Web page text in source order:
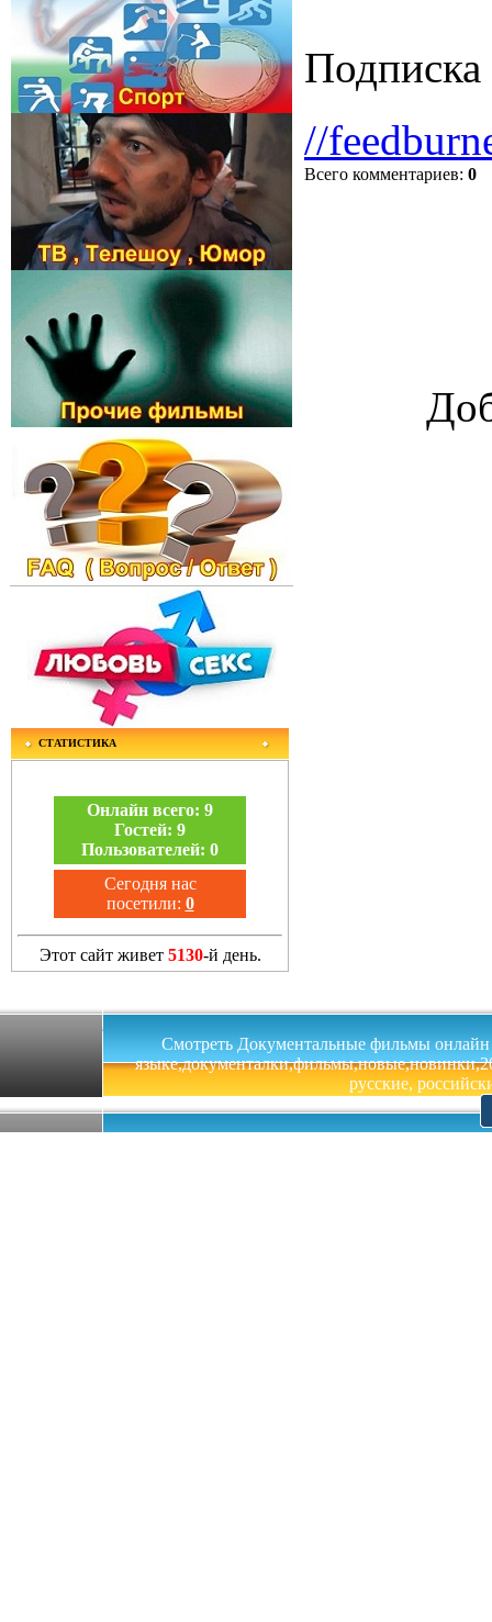
СТАТИСТИКА
Онлайн всего: 9
Гостей: 9
Пользователей: 0
Сегодня нас
посетили: 0
Этот сайт живет 5130-й день.
Подписка
//
Всего комментариев: 0
Смотреть Документальные фильмы онлайн
русские,